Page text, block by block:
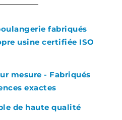
fabriqués
usine certifiée ISO
mesure - Fabriqués
exactes
de haute qualité